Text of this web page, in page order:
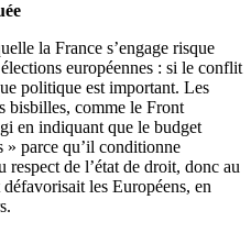
la France s’engage risque
européennes : si le conflit
politique est important. Les
bisbilles, comme le Front
en indiquant que le budget
» parce qu’il conditionne
respect de l’état de droit, donc au
les Européens, en